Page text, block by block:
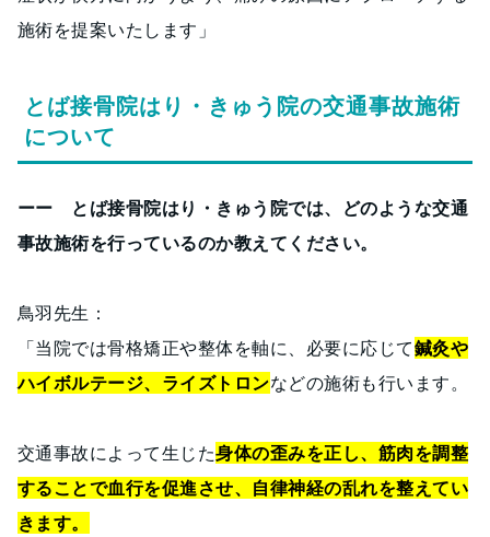
施術を提案いたします」
とば接骨院はり・きゅう院の交通事故施術
について
ーー とば接骨院はり・きゅう院では、どのような交通
事故施術を行っているのか教えてください。
鳥羽先生：
「当院では骨格矯正や整体を軸に、必要に応じて鍼灸や
ハイボルテージ、ライズトロンなどの施術も行います。
交通事故によって生じた身体の歪みを正し、筋肉を調整
することで血行を促進させ、自律神経の乱れを整えてい
きます。